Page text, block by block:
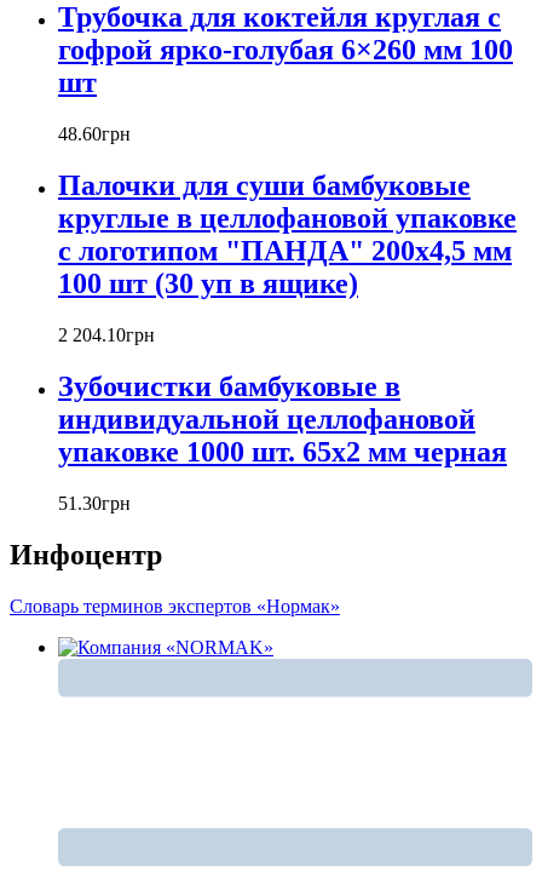
Трубочка для коктейля круглая с
гофрой ярко-голубая 6×260 мм 100
шт
48.60грн
Палочки для суши бамбуковые
круглые в целлофановой упаковке
с логотипом "ПАНДА" 200х4,5 мм
100 шт (30 уп в ящике)
2 204.10грн
Зубочистки бамбуковые в
индивидуальной целлофановой
упаковке 1000 шт. 65x2 мм черная
51 .30грн
Инфоцентр
Словарь терминов экспертов «Нормак»